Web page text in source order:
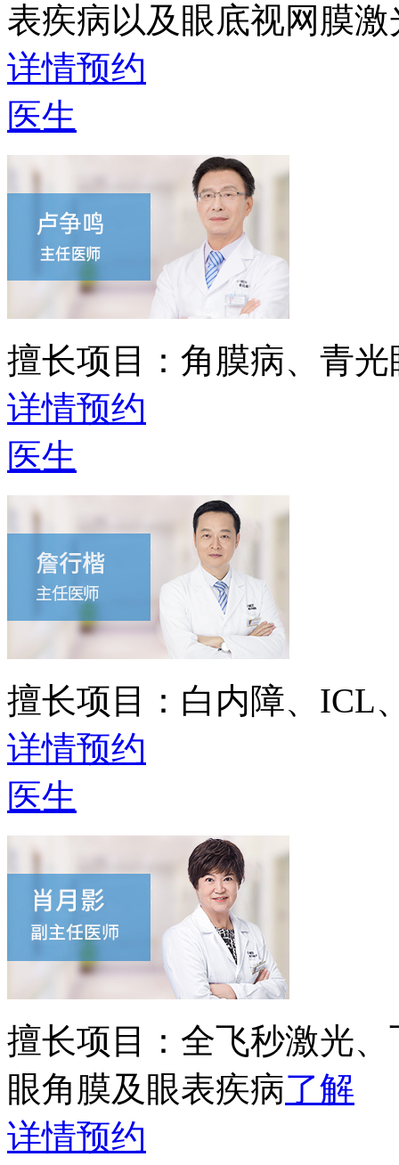
表疾病以及眼底视网膜激
详情预约
医生
擅长项目： 角膜病、青
详情预约
医生
擅长项目： 白内障、ICL
详情预约
医生
擅长项目： 全飞秒激光
眼角膜及眼表疾病了解
详情预约